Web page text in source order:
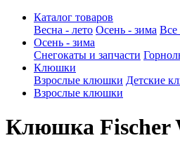
Каталог товаров
Весна - лето Осень - зима Все
Осень - зима
Cнегокаты и запчасти
Клюшки
Взрослые клюшки Детские
Взрослые клюшки
Клюшка Fischer